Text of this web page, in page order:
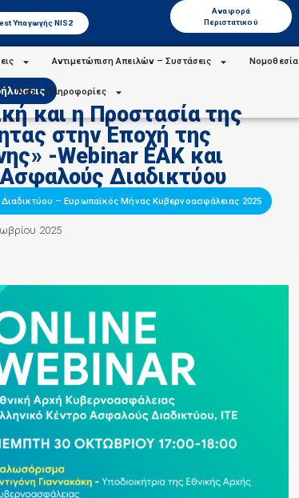
Υπαγωγής NIS2
Αναφορά
Περιστατικού
Αντιμετώπιση Απειλών – Συστάσεις Νομοθεσία
Νέα – Πληροφορίες
και η Προστασία της
στην Εποχή της
-Webinar ΕΑΚ και
Διαδικτύου
–Ευρωπαϊκός Μήνας Κυβερνοασφάλειας 2025
2025